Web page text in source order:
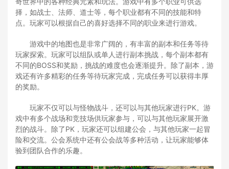
择，如战士、法师、道士等，每个职业都有不同的技能和特
点。玩家可以根据自己的喜好选择不同的职业来进行游戏。
游戏中的地图也是非常广阔的，有丰富的副本和任务等待
玩家探索。玩家可以组队或单人进行副本挑战，每个副本都有
不同的BOSS和奖励，挑战的难度也会逐渐提升。除了副本，游
戏还有许多精彩的任务等待玩家完成，完成任务可以获得丰厚
的奖励。
玩家不仅可以与怪物战斗，还可以与其他玩家进行PK。游
戏中有多个战场和竞技场供玩家参与，可以与其他玩家展开激
烈的战斗。除了PK，玩家还可以组建公会，与其他玩家一起冒
险和交流。公会系统中还有公会战等多种活动，让玩家能够体
验到团队合作的乐趣。